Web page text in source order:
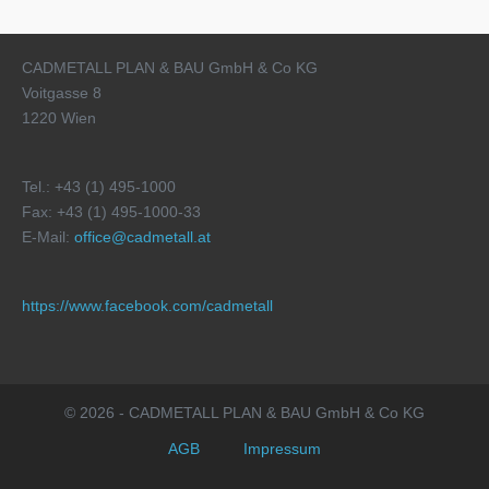
CADMETALL PLAN & BAU GmbH & Co KG
Voitgasse 8
1220 Wien
Tel.: +43 (1) 495-1000
Fax: +43 (1) 495-1000-33
E-Mail: office@cadmetall.at
https://www.facebook.com/cadmetall
© 2026 - CADMETALL PLAN & BAU GmbH & Co KG
AGB Impressum